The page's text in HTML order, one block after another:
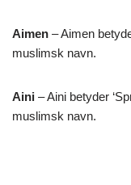
Aimen – Aimen
muslimsk navn.
Aini – Aini betyder
muslimsk navn.